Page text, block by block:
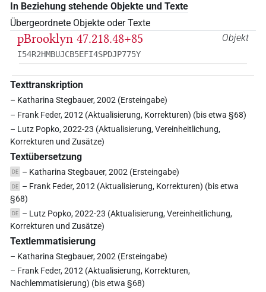
In Beziehung stehende Objekte und Texte
Übergeordnete Objekte oder Texte
Objekt
pBrooklyn 47.218.48+85
I54R2HMBUJCB5EFI4SPDJP775Y
Texttranskription
– Katharina Stegbauer, 2002 (Ersteingabe)
– Frank Feder, 2012 (Aktualisierung, Korrekturen) (bis etwa §68)
– Lutz Popko, 2022-23 (Aktualisierung, Vereinheitlichung,
Korrekturen und Zusätze)
Textübersetzung
DE – Katharina Stegbauer, 2002 (Ersteingabe)
DE
– Frank Feder, 2012 (Aktualisierung, Korrekturen) (bis etwa
§68)
DE
– Lutz Popko, 2022-23 (Aktualisierung, Vereinheitlichung,
Korrekturen und Zusätze)
Textlemmatisierung
– Katharina Stegbauer, 2002 (Ersteingabe)
– Frank Feder, 2012 (Aktualisierung, Korrekturen,
Nachlemmatisierung) (bis etwa §68)